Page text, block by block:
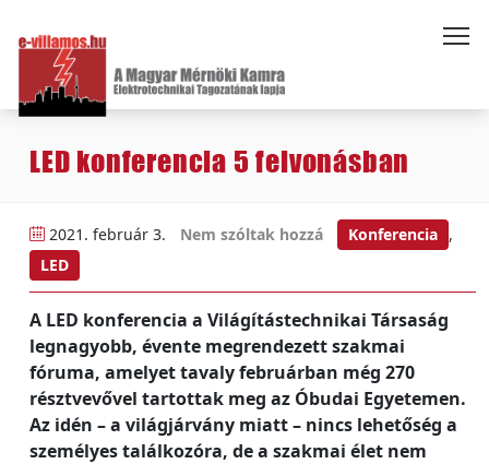
LED konferencia 5 felvonásban
2021. február 3. Nem szóltak hozzá Konferencia ,
LED
A LED konferencia a Világítástechnikai Társaság
legnagyobb, évente megrendezett szakmai
fóruma, amelyet tavaly februárban még 270
résztvevővel tartottak meg az Óbudai Egyetemen.
Az idén – a világjárvány miatt – nincs lehetőség a
személyes találkozóra, de a szakmai élet nem